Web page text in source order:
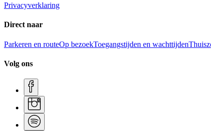
Privacyverklaring
Direct naar
Parkeren en routeOp bezoekToegangstijden en wachttijden
Volg ons